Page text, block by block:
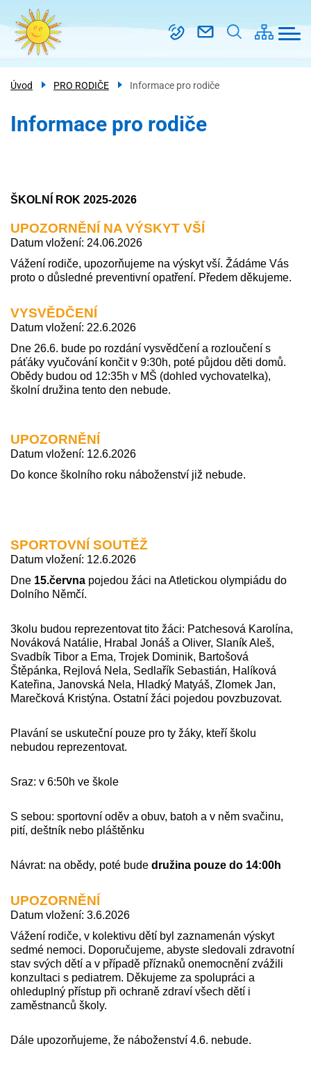
k
hlavnímu
Menu
navigace
Škola
Třídy
PRO
Úvod PRO RODIČE Informace pro rodiče
Informace pro rodiče
ŠKOLNÍ ROK 2025-2026
UPOZORNĚNÍ NA VÝSKYT VŠÍ
Datum vložení: 24.06.2026
Vážení rodiče, upozorňujeme na výskyt vší. Žádáme Vás
proto o důsledné preventivní opatření. Předem děkujeme.
VYSVĚDČENÍ
Datum vložení: 22.6.2026
Dne 26.6. bude po rozdání vysvědčení a rozloučení s
páťáky vyučování končit v 9:30h, poté půjdou děti domů.
Obědy budou od 12:35h v MŠ (dohled vychovatelka),
školní družina tento den nebude.
UPOZORNĚNÍ
Datum vložení: 12.6.2026
Do konce školního roku náboženství již nebude.
SPORTOVNÍ SOUTĚŽ
Datum vložení: 12.6.2026
Dne 15.června pojedou žáci na Atletickou olympiádu do
Dolního Němčí.
3kolu budou reprezentovat tito žáci: Patchesová Karolína,
Nováková Natálie, Hrabal Jonáš a Oliver, Slaník Aleš,
Svadbík Tibor a Ema, Trojek Dominik, Bartošová
Štěpánka, Rejlová Nela, Sedlařík Sebastián, Halíková
Kateřina, Janovská Nela, Hladký Matyáš, Zlomek Jan,
Marečková Kristýna. Ostatní žáci pojedou povzbuzovat.
Plavání se uskuteční pouze pro ty žáky, kteří školu
nebudou reprezentovat.
Sraz: v 6:50h ve škole
S sebou: sportovní oděv a obuv, batoh a v něm svačinu,
pití, deštník nebo pláštěnku
Návrat: na obědy, poté bude družina pouze do 14:00h
UPOZORNĚNÍ
Datum vložení: 3.6.2026
Vážení rodiče, v kolektivu dětí byl zaznamenán výskyt
sedmé nemoci. Doporučujeme, abyste sledovali zdravotní
stav svých dětí a v případě příznaků onemocnění zvážili
konzultaci s pediatrem. Děkujeme za spolupráci a
ohleduplný přístup při ochraně zdraví všech dětí i
zaměstnanců školy.
Dále upozorňujeme, že náboženství 4.6. nebude.